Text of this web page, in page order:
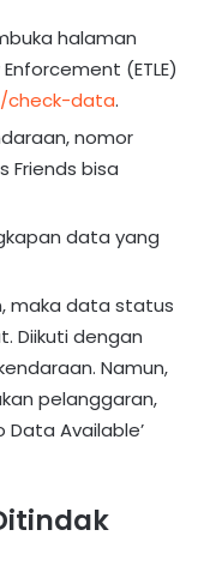
halaman
(ETLE)
data.
nomor
Friends bisa
data yang
maka data status
Diikuti dengan
Namun,
pelanggaran,
Data Available’